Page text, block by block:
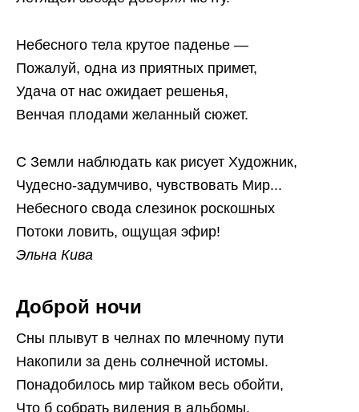
Небесного тела крутое паденье —
Пожалуй, одна из приятных примет,
Удача от нас ожидает решенья,
Венчая плодами желанный сюжет.
С Земли наблюдать как рисует Художник,
Чудесно-задумчиво, чувствовать Мир...
Небесного свода слезинок роскошных
Потоки ловить, ощущая эфир!
Эльна Кива
Доброй ночи
Сны плывут в челнах по млечному пути
Накопили за день солнечной истомы.
Понадобилось мир тайком весь обойти,
Что б собрать видения в альбомы.